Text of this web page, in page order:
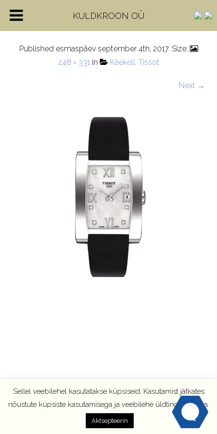
T007.309.16
Published esmaspäev september 4th, 2017. Size:
248 × 331in Käekell, Tissot
Next →
Sellel veebilehel kasutatakse küpsiseid, Kasutamist jätkates
nõustute küpsiste kasutamisega ja veebilehe üldtingimustega.
Aktsepteerin
KULDKROON OÜ